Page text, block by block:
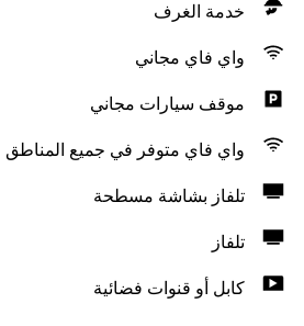
خدمة الغرف
واي فاي مجاني
موقف سيارات مجاني
واي فاي متوفر في جميع المناطق
تلفاز بشاشة مسطحة
تلفاز
كابل أو قنوات فضائية